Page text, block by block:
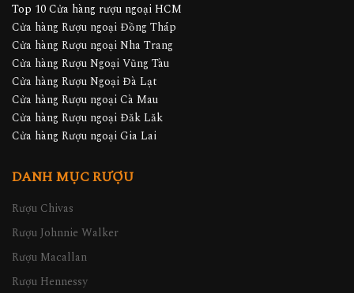
Top 10 Cửa hàng rượu ngoại HCM
Cửa hàng Rượu ngoại Đồng Tháp
Cửa hàng Rượu ngoại Nha Trang
Cửa hàng Rượu Ngoại Vũng Tàu
Cửa hàng Rượu Ngoại Đà Lạt
Cửa hàng Rượu ngoại Cà Mau
Cửa hàng Rượu ngoại Đăk Lăk
Cửa hàng Rượu ngoại Gia Lai
DANH MỤC RƯỢU
Rượu Chivas
Rượu Johnnie Walker
Rượu Macallan
Rượu Hennessy